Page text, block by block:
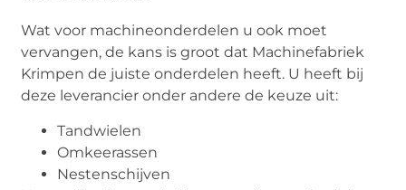
Wat voor machineonderdelen u ook moet
vervangen, de kans is groot dat Machinefabriek
Krimpen de juiste onderdelen heeft. U heeft bij
deze leverancier onder andere de keuze uit:
Tandwielen
Omkeerassen
Nestenschijven